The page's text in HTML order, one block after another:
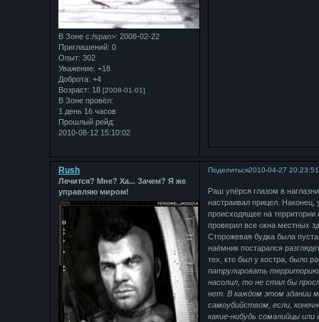
В Зоне с:/span>: 2008-02-22
Приглашений: 0
Опыт: 302
Уважение: +18
Доброта: +4
Возраст: 18 [2008-01-01]
В Зоне провёл:
1 день 16 часов
Прошлый рейд:
2010-08-12 15:10:02
Поделиться2010-04-27 20:23:51
Rush
Лечится? Мне? Ха... Зачем? Я же
управляю миром!
Раш упёрся глазом в
настраивал прицел. Наконец,
происходящее на территории
проверил все окна местных
Сторожевая будка была
наёмник постарался
тех, кто был у костра, было
патрулировать
насолил, то не стал бы
нет. В каждом этом здании
самоубийством, если,
какие-нибудь сомалийцы